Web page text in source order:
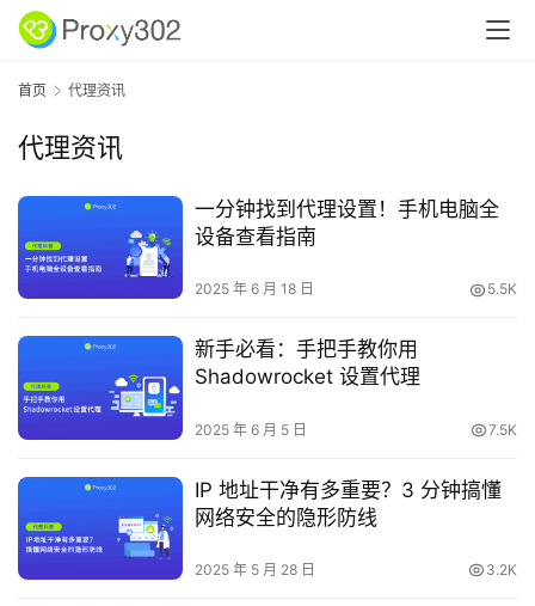
首页 代理资讯
代理资讯
一分钟找到代理设置！手机电脑全
设备查看指南
2025 年 6 月 18 日 5.5K
新手必看：手把手教你用
Shadowrocket 设置代理
2025 年 6 月 5 日 7.5K
IP 地址干净有多重要？3 分钟搞懂
网络安全的隐形防线
2025 年 5 月 28 日 3.2K